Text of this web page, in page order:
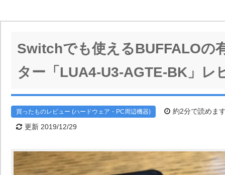
Switchでも使えるBUFFALOの
ター「LUA4-U3-AGTE-BK」レ
買ったものレビュー (ハードウェア・PC周辺機器)
約2分で読めま
更新 2019/12/29